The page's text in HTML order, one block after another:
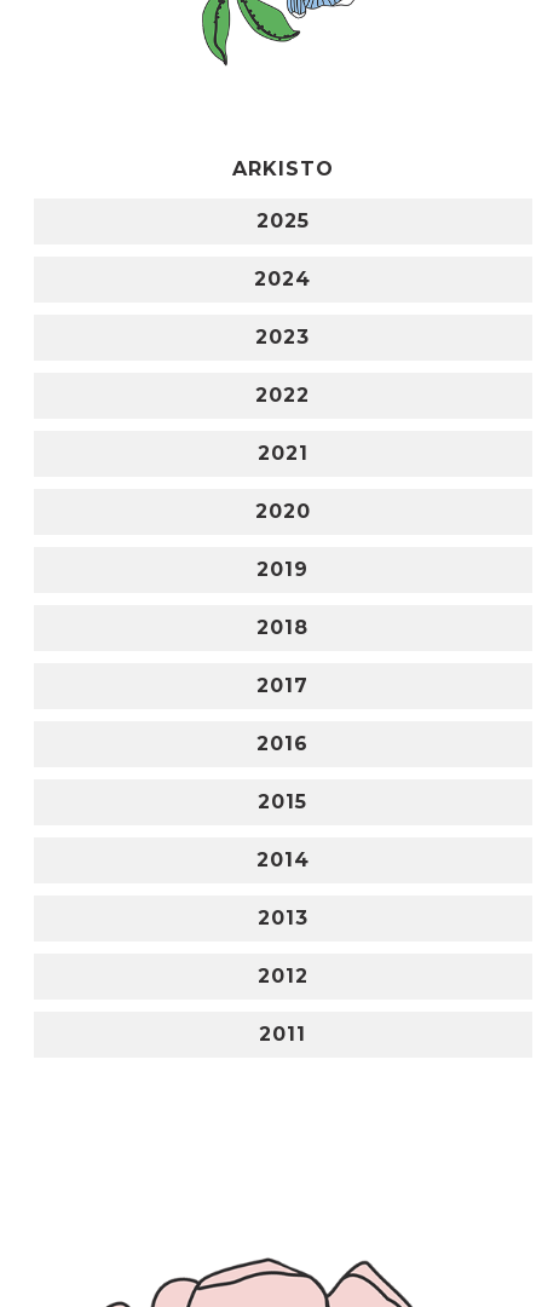
ARKISTO
2025
2024
2023
2022
2021
2020
2019
2018
2017
2016
2015
2014
2013
2012
2011